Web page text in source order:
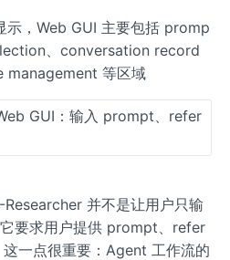
示，Web GUI 主要包括 promp
、conversation record
等区域
并不是让用户只输
要求用户提供 prompt、refer
一点很重要：Agent 工作流的